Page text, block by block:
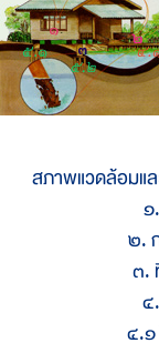
สภาพแวดล้อมแ
๑
๒.
๓.
๔
๔.๑